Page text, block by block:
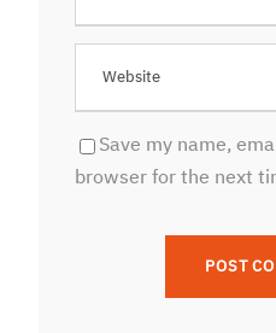
Save my name,
browser for the next